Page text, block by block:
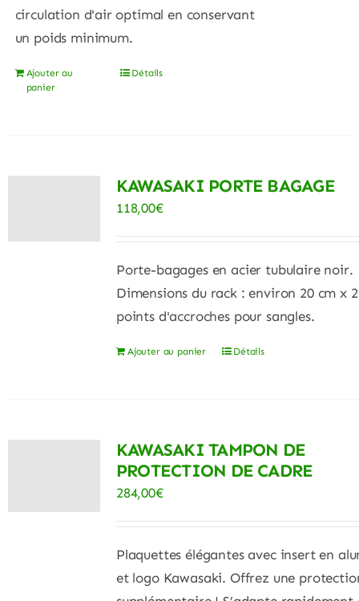
circulation d'air optimal en conservant
un poids minimum.
Ajouter au
panier
Détails
KAWASAKI PORTE BAGAGE
118,00€
Porte-bagages en acier tubulaire noir.
Dimensions du rack : environ 20 cm x
points d'accroches pour sangles.
Ajouter au panier Détails
KAWASAKI TAMPON DE
PROTECTION DE CADRE
284,00€
Plaquettes élégantes avec insert en
et logo Kawasaki. Offrez une